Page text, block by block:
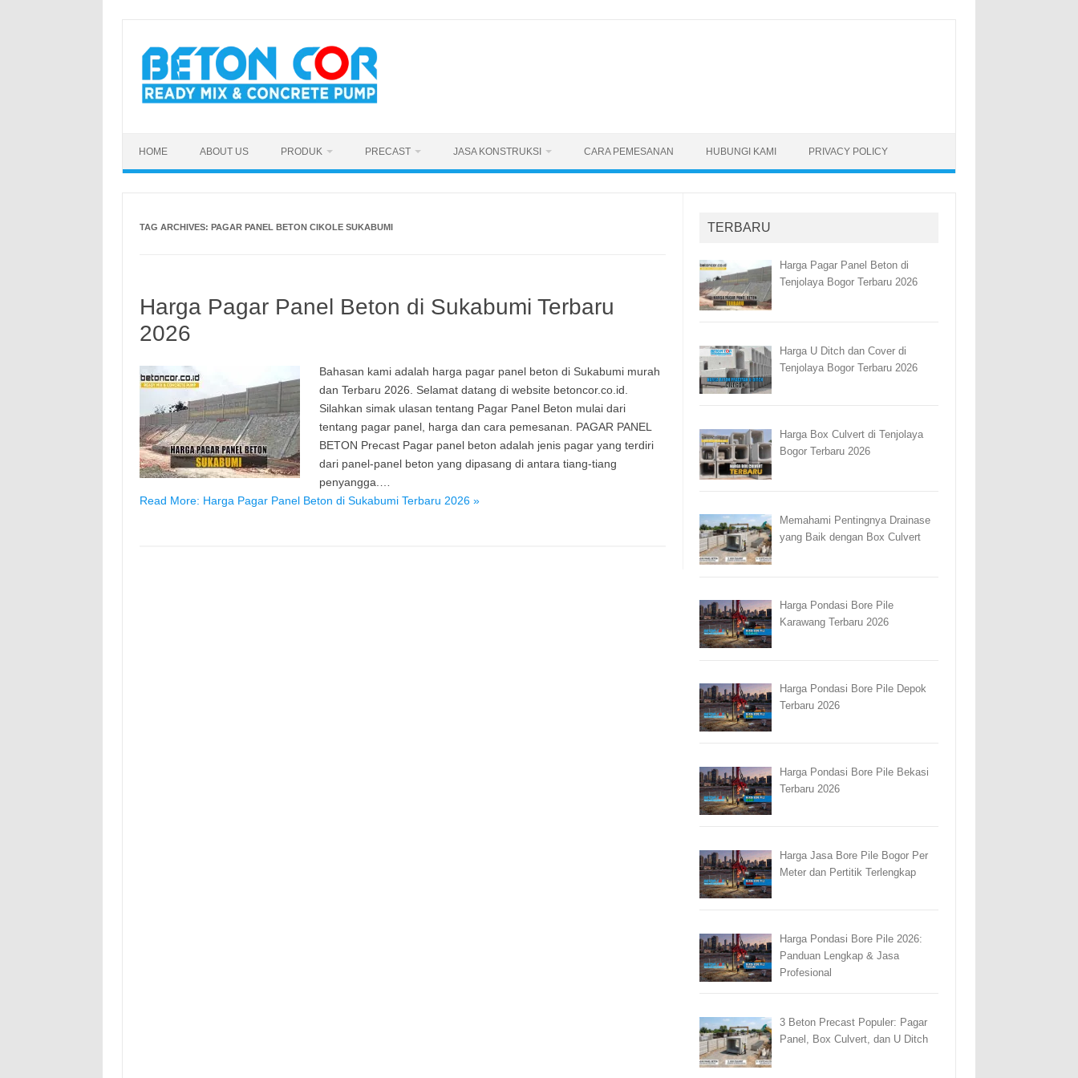
content
HOME ABOUT US PRODUK PRECAST JASA KONSTRUKSI CARA PEMESANAN HUBUNGI KAMI PRIVACY POLICY
TAG ARCHIVES: PAGAR PANEL BETON CIKOLE SUKABUMI
Harga Pagar Panel Beton di Sukabumi Terbaru
2026
Bahasan kami adalah harga pagar panel beton di Sukabumi murah
dan Terbaru 2026. Selamat datang di website betoncor.co.id.
Silahkan simak ulasan tentang Pagar Panel Beton mulai dari
tentang pagar panel, harga dan cara pemesanan. PAGAR PANEL
BETON Precast Pagar panel beton adalah jenis pagar yang terdiri
dari panel-panel beton yang dipasang di antara tiang-tiang
penyangga.…
Read More: Harga Pagar Panel Beton di Sukabumi Terbaru 2026 »
TERBARU
Harga Pagar Panel Beton di
Tenjolaya Bogor Terbaru 2026
Harga U Ditch dan Cover di
Tenjolaya Bogor Terbaru 2026
Harga Box Culvert di Tenjolaya
Bogor Terbaru 2026
Memahami Pentingnya Drainase
yang Baik dengan Box Culvert
Harga Pondasi Bore Pile
Karawang Terbaru 2026
Harga Pondasi Bore Pile Depok
Terbaru 2026
Harga Pondasi Bore Pile Bekasi
Terbaru 2026
Harga Jasa Bore Pile Bogor Per
Meter dan Pertitik Terlengkap
Harga Pondasi Bore Pile 2026:
Panduan Lengkap & Jasa
Profesional
3 Beton Precast Populer: Pagar
Panel, Box Culvert, dan U Ditch